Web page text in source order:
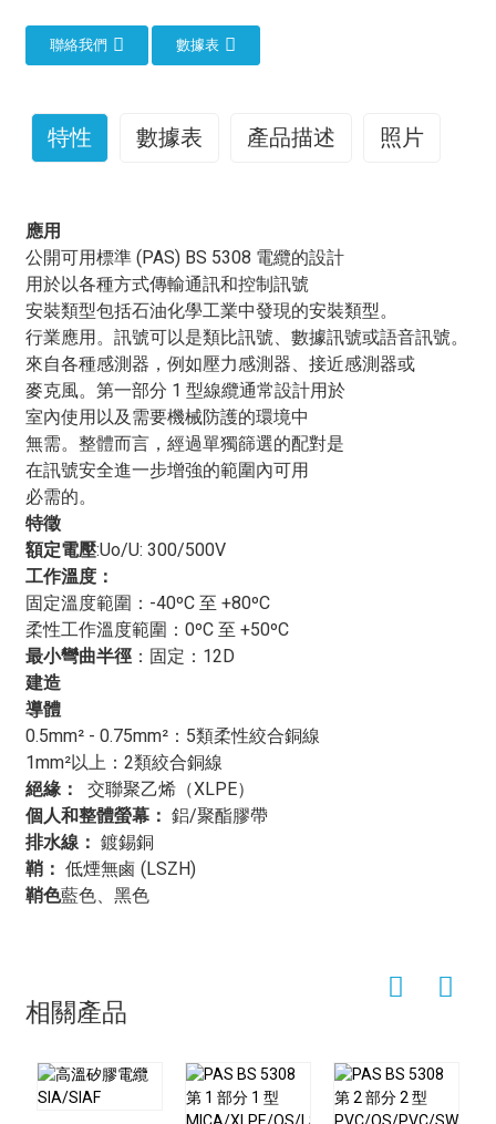
聯絡我們 數據表
特性 數據表 產品描述 照片
應用
公開可用標準 (PAS) BS 5308 電纜的設計
用於以各種方式傳輸通訊和控制訊號
安裝類型包括石油化學工業中發現的安裝類型。
行業應用。訊號可以是類比訊號、數據訊號或語音訊號。
來自各種感測器，例如壓力感測器、接近感測器或
麥克風。第一部分 1 型線纜通常設計用於
室內使用以及需要機械防護的環境中
無需。整體而言，經過單獨篩選的配對是
在訊號安全進一步增強的範圍內可用
必需的。
特徵
額定電壓:Uo/U: 300/500V
工作溫度：
固定溫度範圍：-40ºC 至 +80ºC
柔性工作溫度範圍：0ºC 至 +50ºC
最小彎曲半徑： 固定：12D
建造
導體
0.5mm² - 0.75mm²：5類柔性絞合銅線
1mm²以上：2類絞合銅線
絕緣：
交聯聚乙烯（XLPE）
個人和整體螢幕： 鋁/聚酯膠帶
排水線： 鍍錫銅
鞘： 低煙無鹵 (LSZH)
鞘色藍色、黑色
XLPE/IS/OS/LSZH電纜 電纜是現代電氣和通訊系統中至
關重要的組成部分。這些電纜旨在提供多種優勢，並廣泛
應用於不同行業的各種應用。XLPE/IS/OS/LSZH電纜
其卓越的性能、耐用性和安全特性而聞名，使其成為各種
應用的理想選擇。
其中一項主要優勢是XLPE/IS/OS/LSZH電纜
緣性能是其優勢所在。交聯聚乙烯 (XLPE) 絕緣層具有優
異的電氣和熱性能，使這些電纜適用於高壓和高溫環境。
這確保了可靠且有效率的電力傳輸，降低了電氣故障和停
機的風險。此外，XLPE 絕緣層還具有更強的耐濕性、耐
化學性和耐環境因素性，使這些電纜適用於室內和室外應
用。
除了隔熱性能外，
計符合嚴格的安全標準。低煙無滷 (LSZH) 電纜經過特殊
設計，可在發生火災時最大限度地減少有毒和腐蝕性氣體
的釋放，使其成為封閉或通風不良空間的更安全選擇。這
項特性在以人身安全為首要考慮的應用場景中尤其重要，
例如商業建築、公共運輸系統和工業設施。
此外，XLPE/IS/OS/LSZH電纜這些電纜具有優異的機械
強度和耐磨性，使其適用於嚴苛的環境。它們常用於工業
自動化、電力分配、電信和數據網路等對可靠性和性能要
求極高的應用。其堅固的結構XLPE/IS/OS/LSZH電纜
保長期耐用性，並最大限度地減少頻繁維護的需求，從而
降低整體營運成本。
多功能性
XLPE/IS/OS/LSZH電纜
室外（OS）電纜用於遠距離通訊和網路連接，而室內
（IS）電纜則用於連接建築物內的設備。
勢，並因其卓越的絕緣性能、安全特性和耐用性而被廣泛
應用於各種領域。它們在確保可靠的電力傳輸、通訊和網
相關產品